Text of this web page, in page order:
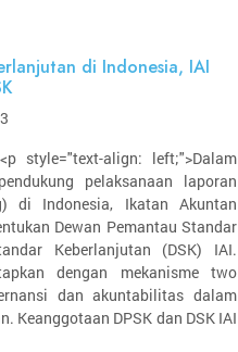
di Indonesia, IAI
style="text-align: left;">Dalam
pelaksanaan laporan
di Indonesia, Ikatan Akuntan
Dewan Pemantau Standar
Keberlanjutan (DSK) IAI.
dengan mekanisme two
dan akuntabilitas dalam
Keanggotaan DPSK dan DSK IAI